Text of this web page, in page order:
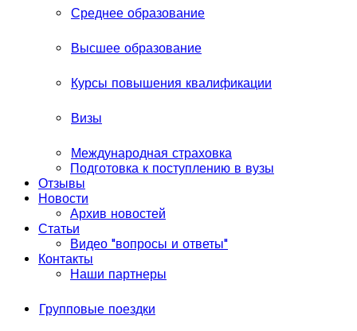
Среднее образование
Высшее образование
Курсы повышения квалификации
Визы
Международная страховка
Подготовка к поступлению в вузы
Отзывы
Новости
Архив новостей
Статьи
Видео "вопросы и ответы"
Контакты
Наши партнеры
Групповые поездки